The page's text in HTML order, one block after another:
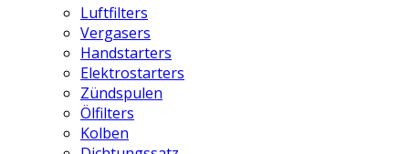
Luftfilters
Vergasers
Handstarters
Elektrostarters
Zündspulen
Ölfilters
Kolben